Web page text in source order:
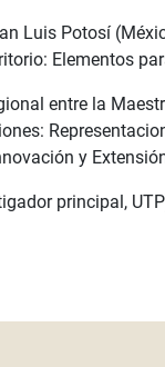
Luis Potosí
Elementos
entre la
y
principal,